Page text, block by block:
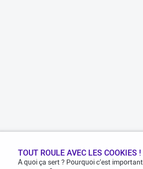
TOUT ROULE AVEC LES COOKIES !
A quoi ça sert ? Pourquoi c’est important